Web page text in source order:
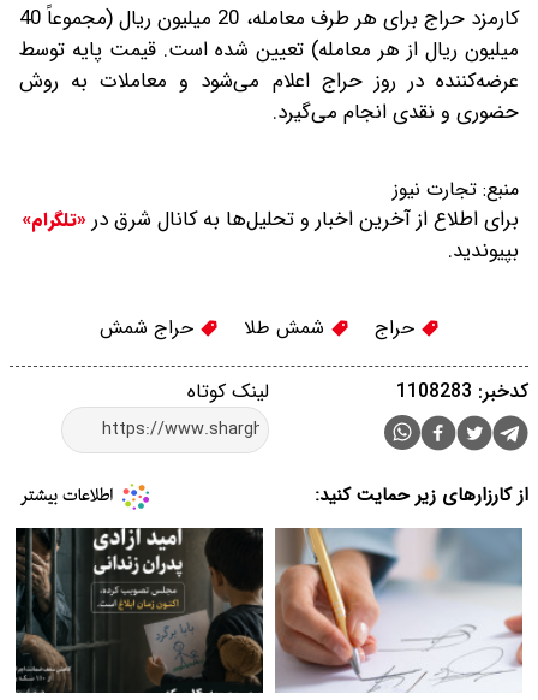
کارمزد حراج برای هر طرف معامله، 20 میلیون ریال (مجموعاً 40
میلیون ریال از هر معامله) تعیین شده است. قیمت پایه توسط
عرضه‌کننده در روز حراج اعلام می‌شود و معاملات به روش
حضوری و نقدی انجام می‌گیرد.
منبع: تجارت نیوز
برای اطلاع از آخرین اخبار و تحلیل‌ها به کانال شرق در «تلگرام»
بپیوندید.
حراج شمش طلا حراج شمش
لینک کوتاه کدخبر: 1108283
از کارزارهای زیر حمایت کنید: